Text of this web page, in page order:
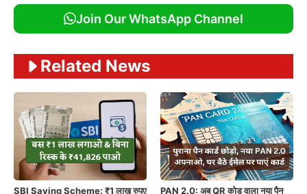
Join Our WhatsApp Channel
Related News
SBI Saving Scheme: ₹1 लाख रुपए PAN 2.0: अब QR कोड वाला नया पैन